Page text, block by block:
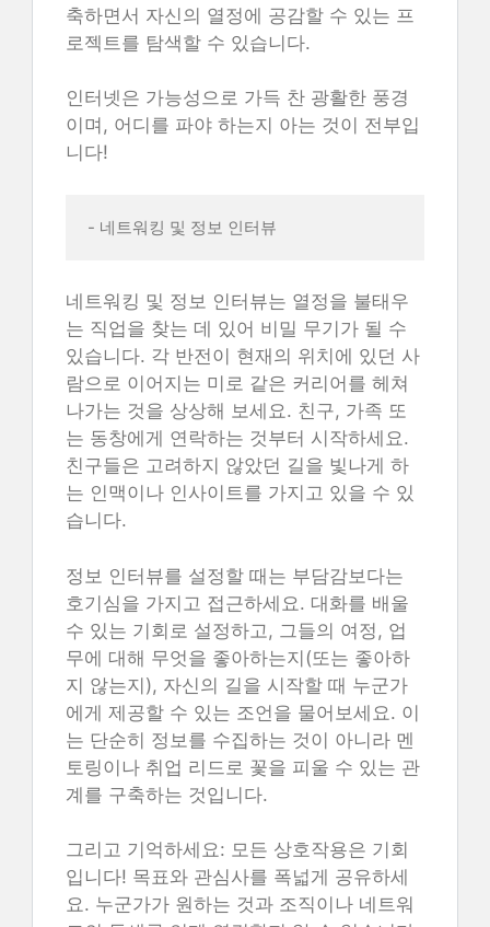
축하면서 자신의 열정에 공감할 수 있는 프
로젝트를 탐색할 수 있습니다.
인터넷은 가능성으로 가득 찬 광활한 풍경
이며, 어디를 파야 하는지 아는 것이 전부입
니다!
- 네트워킹 및 정보 인터뷰
네트워킹 및 정보 인터뷰는 열정을 불태우
는 직업을 찾는 데 있어 비밀 무기가 될 수
있습니다. 각 반전이 현재의 위치에 있던 사
람으로 이어지는 미로 같은 커리어를 헤쳐
나가는 것을 상상해 보세요. 친구, 가족 또
는 동창에게 연락하는 것부터 시작하세요.
친구들은 고려하지 않았던 길을 빛나게 하
는 인맥이나 인사이트를 가지고 있을 수 있
습니다.
정보 인터뷰를 설정할 때는 부담감보다는
호기심을 가지고 접근하세요. 대화를 배울
수 있는 기회로 설정하고, 그들의 여정, 업
무에 대해 무엇을 좋아하는지(또는 좋아하
지 않는지), 자신의 길을 시작할 때 누군가
에게 제공할 수 있는 조언을 물어보세요. 이
는 단순히 정보를 수집하는 것이 아니라 멘
토링이나 취업 리드로 꽃을 피울 수 있는 관
계를 구축하는 것입니다.
그리고 기억하세요: 모든 상호작용은 기회
입니다! 목표와 관심사를 폭넓게 공유하세
요. 누군가가 원하는 것과 조직이나 네트워